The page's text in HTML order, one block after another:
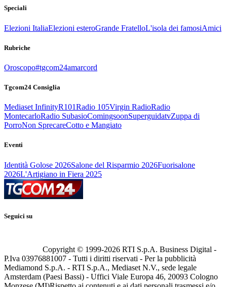
Speciali
Elezioni ItaliaElezioni esteroGrande FratelloL'isola dei famosiAmici
Rubriche
Oroscopo#tgcom24amarcord
Tgcom24 Consiglia
Mediaset InfinityR101Radio 105Virgin RadioRadio
MontecarloRadio SubasioComingsoonSuperguidatvZuppa di
PorroNon SprecareCotto e Mangiato
Eventi
Identità Golose 2026Salone del Risparmio 2026Fuorisalone
2026L'Artigiano in Fiera 2025
Seguici su
Copyright © 1999-2026 RTI S.p.A. Business Digital -
P.Iva 03976881007 - Tutti i diritti riservati - Per la pubblicità
Mediamond S.p.A. - RTI S.p.A., Mediaset N.V., sede legale
Amsterdam (Paesi Bassi) - Uffici Viale Europa 46, 20093 Cologno